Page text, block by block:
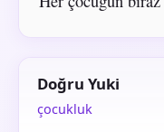
Doğru Yuki
çocukluk